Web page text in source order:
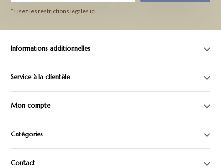
* Lisez les restrictions légales ici
Informations additionnelles
Service à la clientèle
Mon compte
Catégories
Contact